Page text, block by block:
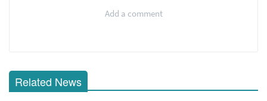
Add a comment
Related News